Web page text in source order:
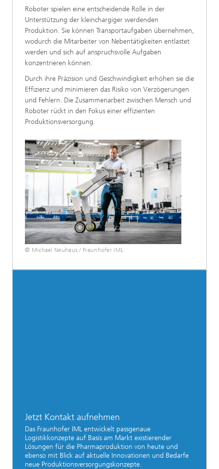
Roboter spielen eine entscheidende Rolle in der
Unterstützung der kleinchargiger werdenden
Produktion. Sie können Transportaufgaben übernehmen,
wodurch die Mitarbeiter von Nebentätigkeiten entlastet
werden und sich auf anspruchsvolle Aufgaben
konzentrieren können.
Durch ihre Präzision und Geschwindigkeit erhöhen sie die
Effizienz und minimieren das Risiko von Verzögerungen
und Fehlern. Die Zusammenarbeit zwischen Mensch und
Roboter rückt in den Fokus einer effizienten
Produktionsversorgung.
© Michael Neuhaus / Fraunhofer IML
Jetzt Kontakt aufnehmen
Das Fraunhofer IML entwickelt passgenaue
Logistikkonzepte auf Basis am Markt existierender
Lösungen für die Pharmaproduktion von heute und
ebenso mit Blick auf aktuelle Innovationen und Bedarfe
neue Produktionsversorgungskonzepte.